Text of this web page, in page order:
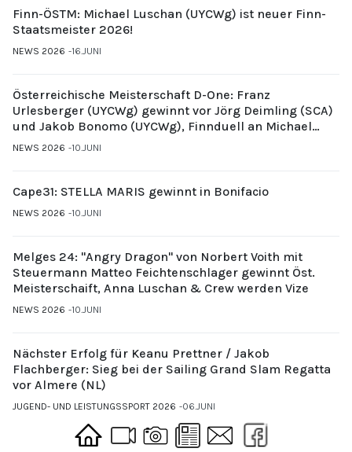
Finn-ÖSTM: Michael Luschan (UYCWg) ist neuer Finn-
Staatsmeister 2026!
NEWS 2026 16.JUNI
Österreichische Meisterschaft D-One: Franz
Urlesberger (UYCWg) gewinnt vor Jörg Deimling (SCA)
und Jakob Bonomo (UYCWg), Finnduell an Michael
Gubi (UYCMo)
NEWS 2026 10.JUNI
Cape31: STELLA MARIS gewinnt in Bonifacio
NEWS 2026 10.JUNI
Melges 24: "Angry Dragon" von Norbert Voith mit
Steuermann Matteo Feichtenschlager gewinnt Öst.
Meisterschaift, Anna Luschan & Crew werden Vize
NEWS 2026 10.JUNI
Nächster Erfolg für Keanu Prettner / Jakob
Flachberger: Sieg bei der Sailing Grand Slam Regatta
vor Almere (NL)
JUGEND- UND LEISTUNGSSPORT 2026 06.JUNI